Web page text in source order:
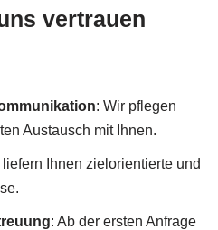
vertrauen
: Wir pflegen
Austausch mit Ihnen.
liefern Ihnen zielorientierte und
: Ab der ersten Anfrage